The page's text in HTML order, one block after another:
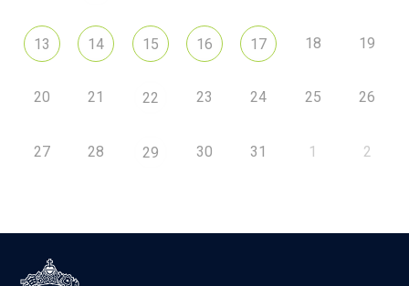
13 14 15 16 17 18 19
20 21 22 23 24 25 26
27 28 29 30 31 1 2